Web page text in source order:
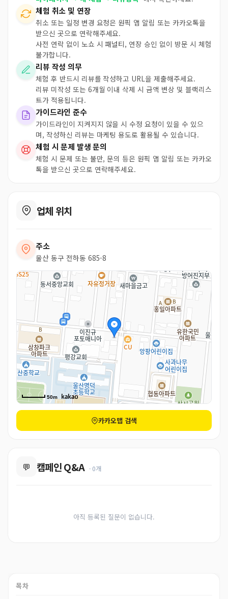
체험 취소 및 연장
취소 또는 일정 변경 요청은 원픽 앱 알림 또는 카카오톡을
받으신 곳으로 연락해주세요.
사전 연락 없이 노쇼 시 패널티, 연장 승인 없이 방문 시 체험
불가합니다.
리뷰 작성 의무
체험 후 반드시 리뷰를 작성하고 URL을 제출해주세요.
리뷰 미작성 또는 6개월 이내 삭제 시 금액 변상 및 블랙리스
트가 적용됩니다.
가이드라인 준수
가이드라인이 지켜지지 않을 시 수정 요청이 있을 수 있으
며, 작성하신 리뷰는 마케팅 용도로 활용될 수 있습니다.
체험 시 문제 발생 문의
체험 시 문제 또는 불만, 문의 등은 원픽 앱 알림 또는 카카오
톡을 받으신 곳으로 연락해주세요.
업체 위치
주소
울산 동구 전하동 685-8
50m
50m
카카오맵 검색
💬 캠페인 Q&A · 0개
아직 등록된 질문이 없습니다.
목차